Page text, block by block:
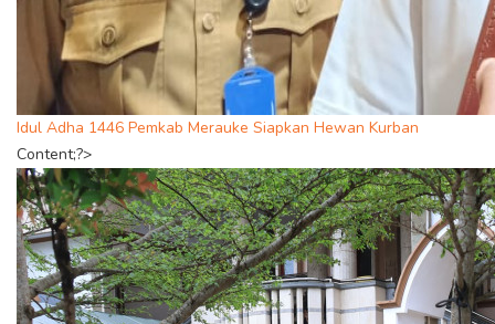
Idul Adha 1446 Pemkab Merauke Siapkan Hewan Kurban
Content;?>